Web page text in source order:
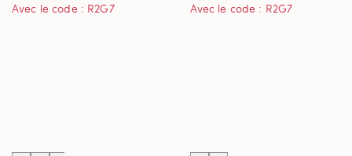
Avec le code : R2G7
Avec le code : R2G7